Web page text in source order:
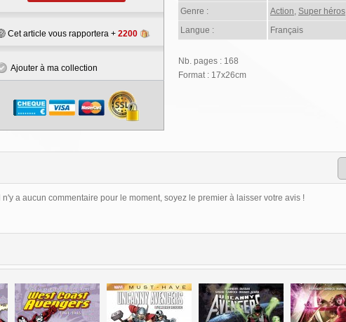
Cet article vous rapportera + 2200
Ajouter à ma collection
Genre :
Action, Super héros
Langue :
Français
Nb. pages : 168
Format : 17x26cm
Il n'y a aucun commentaire pour le moment, soyez le premier à laisser votre avis !